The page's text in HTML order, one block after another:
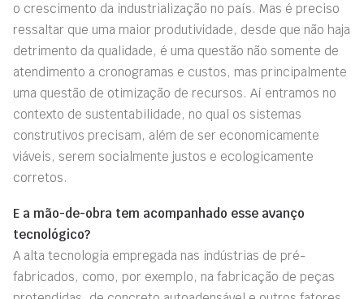
o crescimento da industrialização no país. Mas é preciso
ressaltar que uma maior produtividade, desde que não haja
detrimento da qualidade, é uma questão não somente de
atendimento a cronogramas e custos, mas principalmente
uma questão de otimização de recursos. Aí entramos no
contexto de sustentabilidade, no qual os sistemas
construtivos precisam, além de ser economicamente
viáveis, serem socialmente justos e ecologicamente
corretos.
E a mão-de-obra tem acompanhado esse avanço
tecnológico?
A alta tecnologia empregada nas indústrias de pré-
fabricados, como, por exemplo, na fabricação de peças